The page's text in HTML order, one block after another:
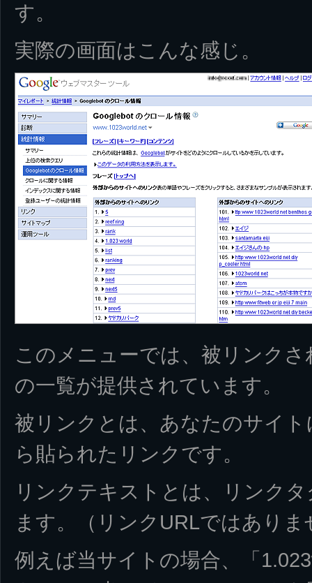
す。
実際の画面はこんな感じ。
このメニューでは、被リンク
の一覧が提供されています。
被リンクとは、あなたのサイ
ら貼られたリンクです。
リンクテキストとは、リンク
ます。（リンクURLではありま
例えば当サイトの場合、「